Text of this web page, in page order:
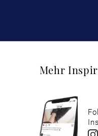
Mehr